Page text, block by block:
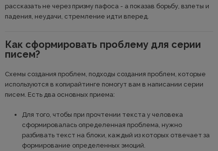
рассказать не через призму пафоса - а показав борьбу, взлеты и
падения, неудачи, стремление идти вперед.
Как сформировать проблему для серии
писем?
Схемы создания проблем, подходы создания проблем, которые
используются в копирайтинге помогут вам в написании серии
писем. Есть два основных приема:
Для того, чтобы при прочтении текста у человека
сформировалась определенная проблема, нужно
разбивать текст на блоки, каждый из которых отвечает за
формирование определенных эмоций.